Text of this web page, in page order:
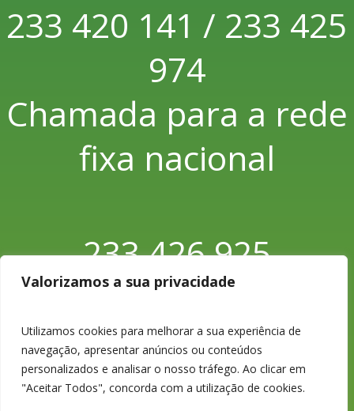
Valorizamos a sua privacidade
Utilizamos cookies para melhorar a sua experiência de
navegação, apresentar anúncios ou conteúdos
personalizados e analisar o nosso tráfego. Ao clicar em
"Aceitar Todos", concorda com a utilização de cookies.
233 420 141 / 233 425
974
Chamada para a rede
fixa nacional
233 426 925
Chamada para a rede
fixa nacional